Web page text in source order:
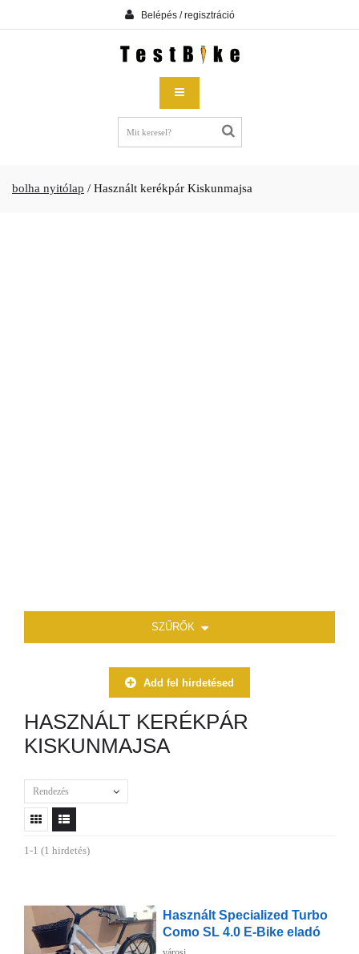
Belépés / regisztráció
bolha nyitólap / Használt kerékpár Kiskunmajsa
SZŰRŐK
Add fel hirdetésed
HASZNÁLT KERÉKPÁR
KISKUNMAJSA
Rendezés
1-1 (1 hirdetés)
Használt Specialized Turbo
Como SL 4.0 E-Bike eladó